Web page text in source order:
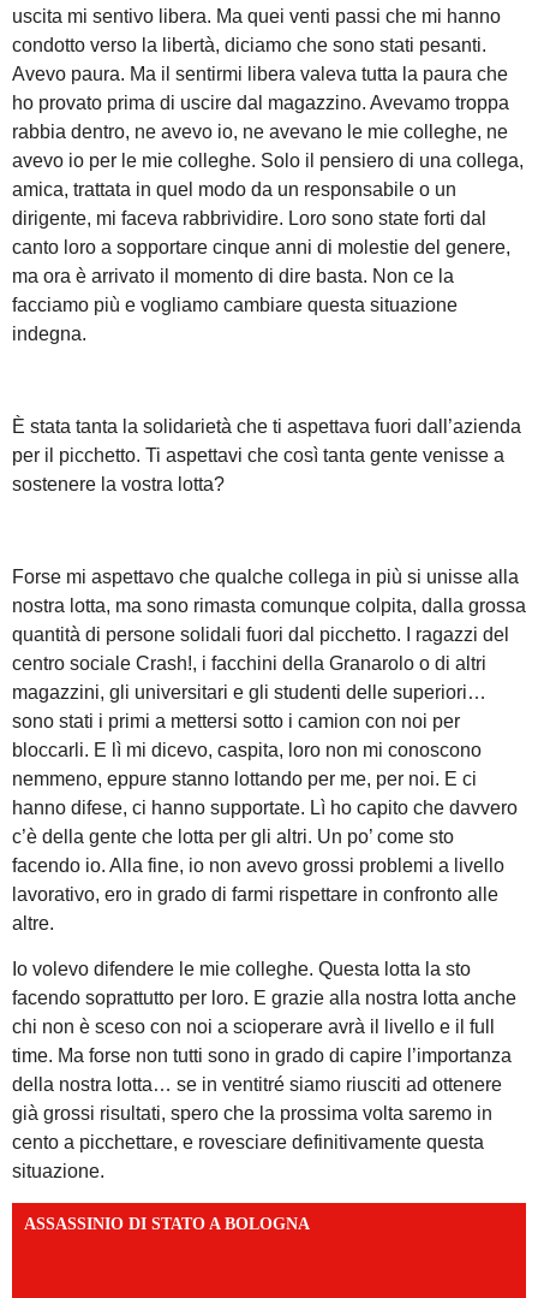
uscita mi sentivo libera. Ma quei venti passi che mi hanno
condotto verso la libertà, diciamo che sono stati pesanti.
Avevo paura. Ma il sentirmi libera valeva tutta la paura che
ho provato prima di uscire dal magazzino. Avevamo troppa
rabbia dentro, ne avevo io, ne avevano le mie colleghe, ne
avevo io per le mie colleghe. Solo il pensiero di una collega,
amica, trattata in quel modo da un responsabile o un
dirigente, mi faceva rabbrividire. Loro sono state forti dal
canto loro a sopportare cinque anni di molestie del genere,
ma ora è arrivato il momento di dire basta. Non ce la
facciamo più e vogliamo cambiare questa situazione
indegna.
È stata tanta la solidarietà che ti aspettava fuori dall’azienda
per il picchetto. Ti aspettavi che così tanta gente venisse a
sostenere la vostra lotta?
Forse mi aspettavo che qualche collega in più si unisse alla
nostra lotta, ma sono rimasta comunque colpita, dalla grossa
quantità di persone solidali fuori dal picchetto. I ragazzi del
centro sociale Crash!, i facchini della Granarolo o di altri
magazzini, gli universitari e gli studenti delle superiori…
sono stati i primi a mettersi sotto i camion con noi per
bloccarli. E lì mi dicevo, caspita, loro non mi conoscono
nemmeno, eppure stanno lottando per me, per noi. E ci
hanno difese, ci hanno supportate. Lì ho capito che davvero
c’è della gente che lotta per gli altri. Un po’ come sto
facendo io. Alla fine, io non avevo grossi problemi a livello
lavorativo, ero in grado di farmi rispettare in confronto alle
altre.
Io volevo difendere le mie colleghe. Questa lotta la sto
facendo soprattutto per loro. E grazie alla nostra lotta anche
chi non è sceso con noi a scioperare avrà il livello e il full
time. Ma forse non tutti sono in grado di capire l’importanza
della nostra lotta… se in ventitré siamo riusciti ad ottenere
già grossi risultati, spero che la prossima volta saremo in
cento a picchettare, e rovesciare definitivamente questa
situazione.
ASSASSINIO DI STATO A BOLOGNA